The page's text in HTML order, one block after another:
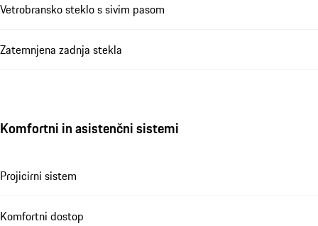
Vetrobransko steklo s sivim pasom
Zatemnjena zadnja stekla
Komfortni in asistenčni sistemi
Projicirni sistem
Komfortni dostop